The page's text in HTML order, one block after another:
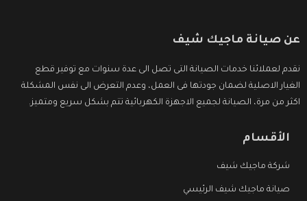
عن صيانة ماجيك شيف
نقدم لعملائنا خدمات الصيانة التى تصل الى عدة سنوات مع توفير قطع
الغيار الاصلية لضمان جودتها فى العمل، وعدم التعرض الى نفس المشكلة
اكثر من مرة، الصيانة لجميع الاجهزة الكهربائية تتم بشكل سريع ومتميز.
الأقسام
شركة ماجيك شيف
صيانة ماجيك شيف الرئيسي